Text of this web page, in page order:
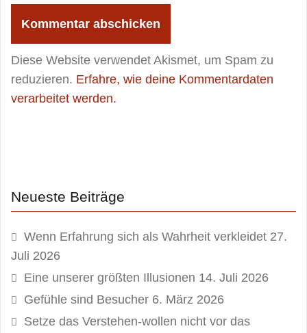
Diese Website verwendet Akismet, um Spam zu
reduzieren. Erfahre, wie deine Kommentardaten
verarbeitet werden.
Neueste Beiträge
Wenn Erfahrung sich als Wahrheit verkleidet 27.
Juli 2026
Eine unserer größten Illusionen 14. Juli 2026
Gefühle sind Besucher 6. März 2026
Setze das Verstehen-wollen nicht vor das